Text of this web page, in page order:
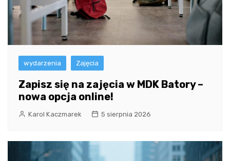
wydarzenia Zajęcia
Zapisz się na zajęcia w MDK Batory –
nowa opcja online!
Karol Kaczmarek 5 sierpnia 2026